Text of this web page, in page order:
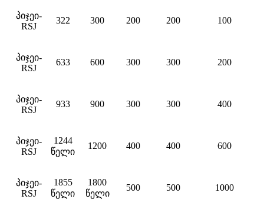
პიჯეი-
RSJ
322 300 200 200 100
პიჯეი-
RSJ
633 600 300 300 200
პიჯეი-
RSJ
933 900 300 300 400
პიჯეი-
RSJ
1244
წელი
1200 400 400 600
პიჯეი-
RSJ
1855
წელი
1800
წელი
500 500 1000